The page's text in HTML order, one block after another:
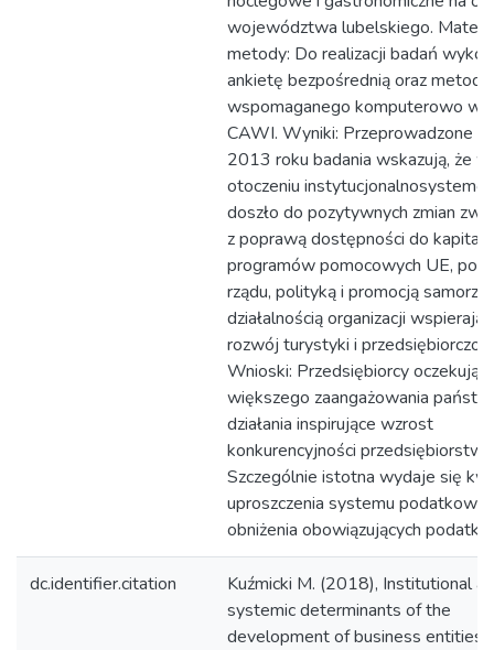
województwa lubelskiego.
metody: Do realizacji badań
ankietę bezpośrednią oraz metodę
wspomaganego komputerowo
CAWI. Wyniki: Przeprowadzone
2013 roku badania wskazują, że w
otoczeniu
doszło do pozytywnych zmian
z poprawą dostępności do
programów pomocowych UE,
rządu, polityką i promocją
działalnością organizacji
rozwój turystyki i
Wnioski: Przedsiębiorcy oczekują
większego zaangażowania
działania inspirujące wzrost
konkurencyjności przedsiębiorstw.
Szczególnie istotna wydaje się
uproszczenia systemu
obniżenia obowiązujących
dc.identifier.citation
Kuźmicki M. (2018), Institutional
systemic determinants of the
development of business entities